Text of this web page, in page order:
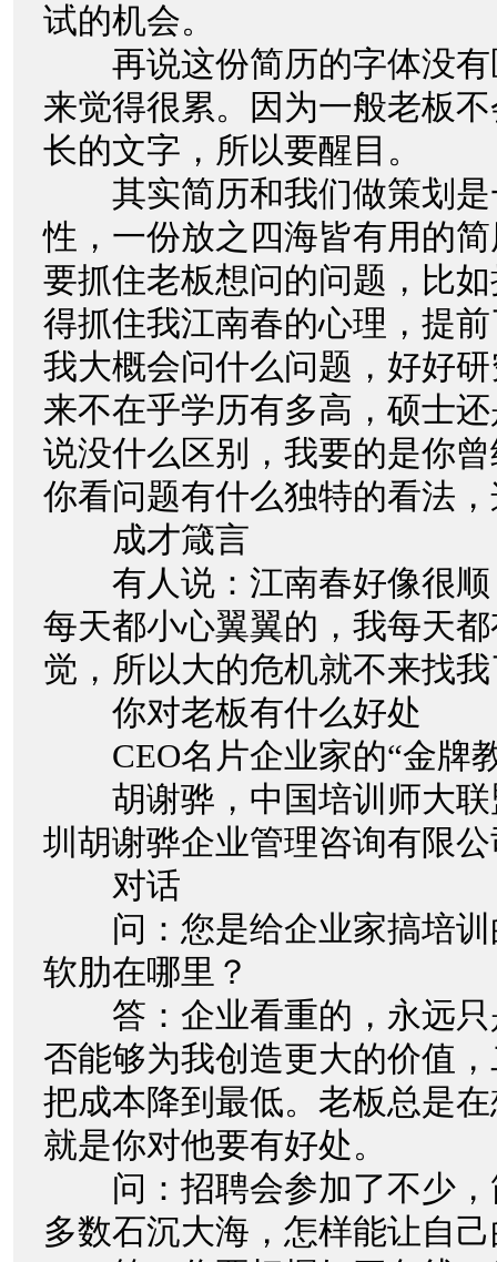
试的机会。
再说这份简历的字体没有
来觉得很累。因为一般老板
长的文字，所以要醒目。
其实简历和我们做策划是
性，一份放之四海皆有用的
要抓住老板想问的问题，比
得抓住我江南春的心理，提
我大概会问什么问题，好好
来不在乎学历有多高，硕士
说没什么区别，我要的是你
你看问题有什么独特的看法
成才箴言
有人说：江南春好像很顺
每天都小心翼翼的，我每天
觉，所以大的危机就不来找
你对老板有什么好处
CEO名片企业家的“金牌
胡谢骅，中国培训师大联
圳胡谢骅企业管理咨询有限
对话
问：您是给企业家搞培训
软肋在哪里？
答：企业看重的，永远只
否能够为我创造更大的价值
把成本降到最低。老板总是在
就是你对他要有好处。
问：招聘会参加了不少，
多数石沉大海，怎样能让自